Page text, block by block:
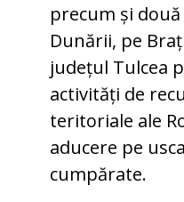
precum și
Dunării, pe
județul Tulcea
activități de
teritoriale ale
aducere pe
cumpărate.